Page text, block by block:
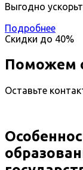
Выгодно
Подробнее
Скидки до 40%
Поможем
Оставьте